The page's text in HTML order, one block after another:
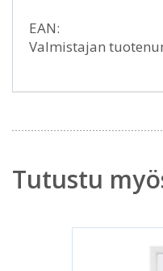
EAN:
Valmistajan
Tutustu